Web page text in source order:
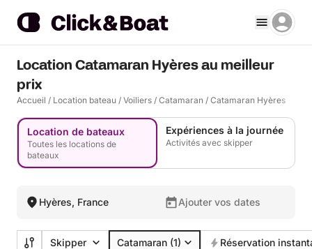
Location Catamaran Hyères au meilleur
prix
Accueil / Location bateau / Voiliers / Catamaran / Catamaran Hyères
Location de bateaux
Toutes les locations de
bateaux
Expériences à la journée
Activités avec skipper
Hyères, France Ajouter vos dates
Skipper Catamaran (1) Réservation